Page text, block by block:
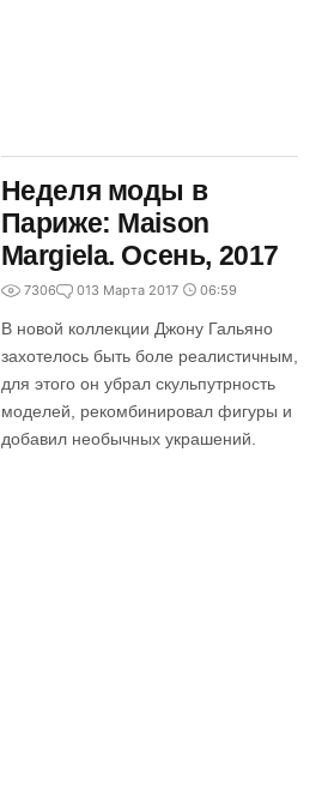
Неделя моды в
Париже: Maison
Margiela. Осень, 2017
7306 013 Марта 2017 06:59
В новой коллекции Джону Гальяно
захотелось быть боле реалистичным,
для этого он убрал скульпутрность
моделей, рекомбинировал фигуры и
добавил необычных украшений.